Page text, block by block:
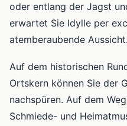
oder entlang der Jagst
erwartet Sie Idylle per
atemberaubende Aussicht.
Auf dem historischen
Ortskern können Sie der
nachspüren. Auf dem
Schmiede- und